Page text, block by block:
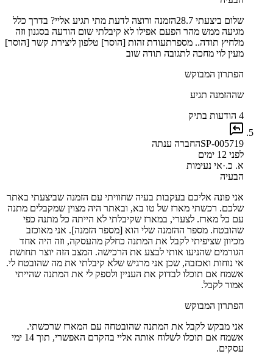
שלום ביצעתי 28.7הזמנה ורוצה לדעת מתי תגיע אליי? בדרך כלל
מגיעה ממש מהר הפעם אפילו לא קיבלתי שום הודעה בסגנון וזה
מלחיץ תודה.. מספרתעודת זהות [הוסר] טלפון ליצירת קשר [הוסר]
מעין לוי מחכה לתגובה תודה שוב
הפתרון המבוקש
שההזמנה תגיע
4 הודעות בתיק
SP-005719החברה ענתה
לפני 12 ימים
א. כ.·אי נעימות
הבעיה
אני פונה אליכם בעקבות בעיה שחוויתי עם הזמנה שביצעתי באתר
שלכם. רכשתי מארז של טו בא, ובאתר היה מצוין שמקבלים מתנה
עם כל מארז. לצערי, במארז שקיבלתי לא הייתה כל מתנה כפי
שהובטח. מספר ההזמנה שלי הוא [מספר הזמנה]. אני מאוכזב
מכיוון שציפיתי לקבל את המתנה כחלק מהעסקה, וזה היה אחד
הגורמים שהניעו אותי לבצע את הרכישה. המצב הזה יוצר תחושת
אי נוחות ואכזבה, שכן אני מרגיש שלא קיבלתי את מה שהובטח לי.
אשמח אם תוכלו לבדוק את העניין ולספק לי את המתנה שהייתי
אמור לקבל.
הפתרון המבוקש
אני מבקש לקבל את המתנה שהובטחה עם המארז שרכשתי.
אשמח אם תוכלו לשלוח אותה אליי בהקדם האפשרי, תוך 14 ימי
עסקים.